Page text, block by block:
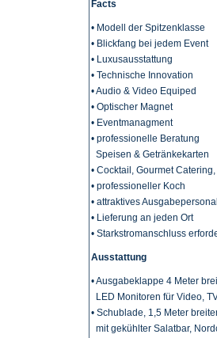
Facts
• Modell der Spitzenklasse
• Blickfang bei jedem Event
• Luxusausstattung
• Technische Innovation
• Audio & Video Equiped
• Optischer Magnet
• Eventmanagment
• professionelle Beratung
Speisen & Getränkekarten
• Cocktail, Gourmet Catering,
• professioneller Koch
• attraktives Ausgabepersonal
• Lieferung an jeden Ort
• Starkstromanschluss
Ausstattung
• Ausgabeklappe 4 Meter
LED Monitoren für Video,
• Schublade, 1,5 Meter
mit gekühlter Salatbar,